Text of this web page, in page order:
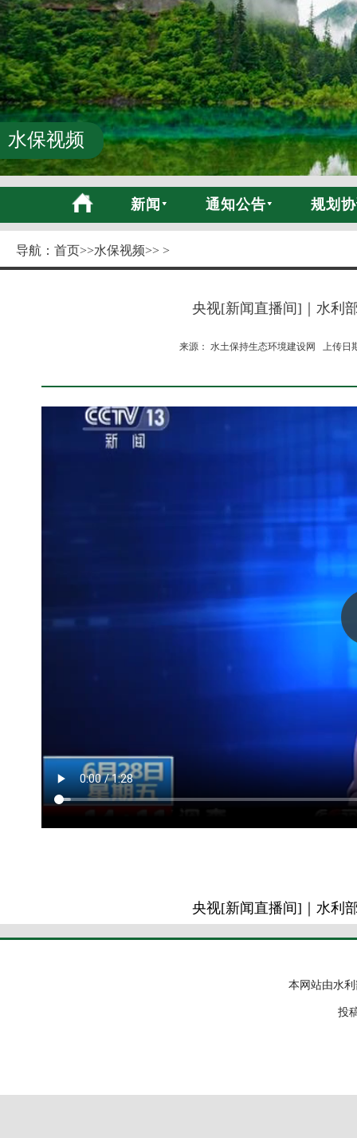
水保视频
新闻 通知公告 规划
导航： 首页>>水保视频>> >
央视[新闻直播间]｜水利
来源： 水土保持生态环境建设网 上传日
央视[新闻直播间]｜水利
本网站由水
投